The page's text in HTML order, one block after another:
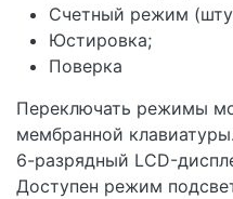
Счетный режим
Юстировка;
Поверка
Переключать режимы
мембранной
6-разрядный LCD-
Доступен режим